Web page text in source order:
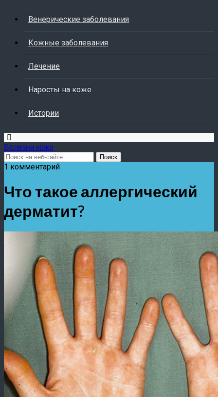
Венерические заболевания
Кожные заболевания
Лечение
Наросты на коже
Истории
Болезни кожи
1 комментарий
Что такое аллергический
дерматит?